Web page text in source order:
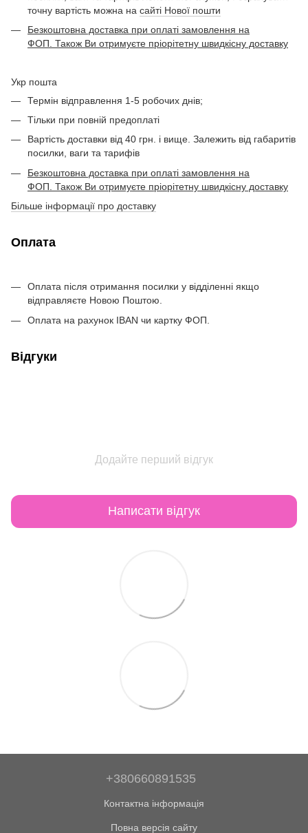
точну вартість можна на сайті Нової пошти
Безкоштовна доставка при оплаті замовлення на
ФОП. Також Ви отримуєте пріорітетну швидкісну доставку
Укр пошта
Термін відправлення 1-5 робочих днів;
Тільки при повній предоплаті
Вартість доставки від 40 грн. і вище. Залежить від габаритів
посилки, ваги та тарифів
Безкоштовна доставка при оплаті замовлення на
ФОП. Також Ви отримуєте пріорітетну швидкісну доставку
Більше інформації про доставку
Оплата
Оплата після отримання посилки у відділенні якщо
відправляєте Новою Поштою.
Оплата на рахунок IBAN чи картку ФОП.
Відгуки
Додайте перший відгук
Написати відгук
+380660891535
Контактна інформація
Повна версія сайту